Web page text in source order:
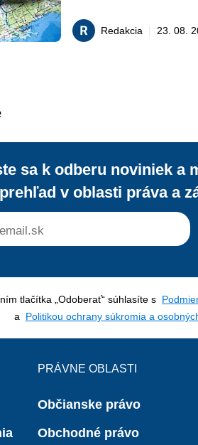
stále rezonuje
predstaviteľov
Redakcia 23. 08.
sa k odberu noviniek a
prehľad v oblasti práva a
tlačítka „Odoberať“ súhlasíte s
a Politikou ochrany súkromia a
PRÁVNE OBLASTI
Občianske právo
Obchodné právo